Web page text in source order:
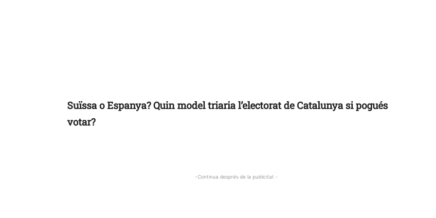
Suïssa o Espanya? Quin model triaria l’electorat de Catalunya si pogués
votar?
-Continua després de la publicitat -